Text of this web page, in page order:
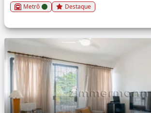
Metrô Destaque